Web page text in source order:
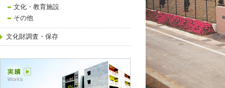
文化・教育施設
その他
文化財調査・保存